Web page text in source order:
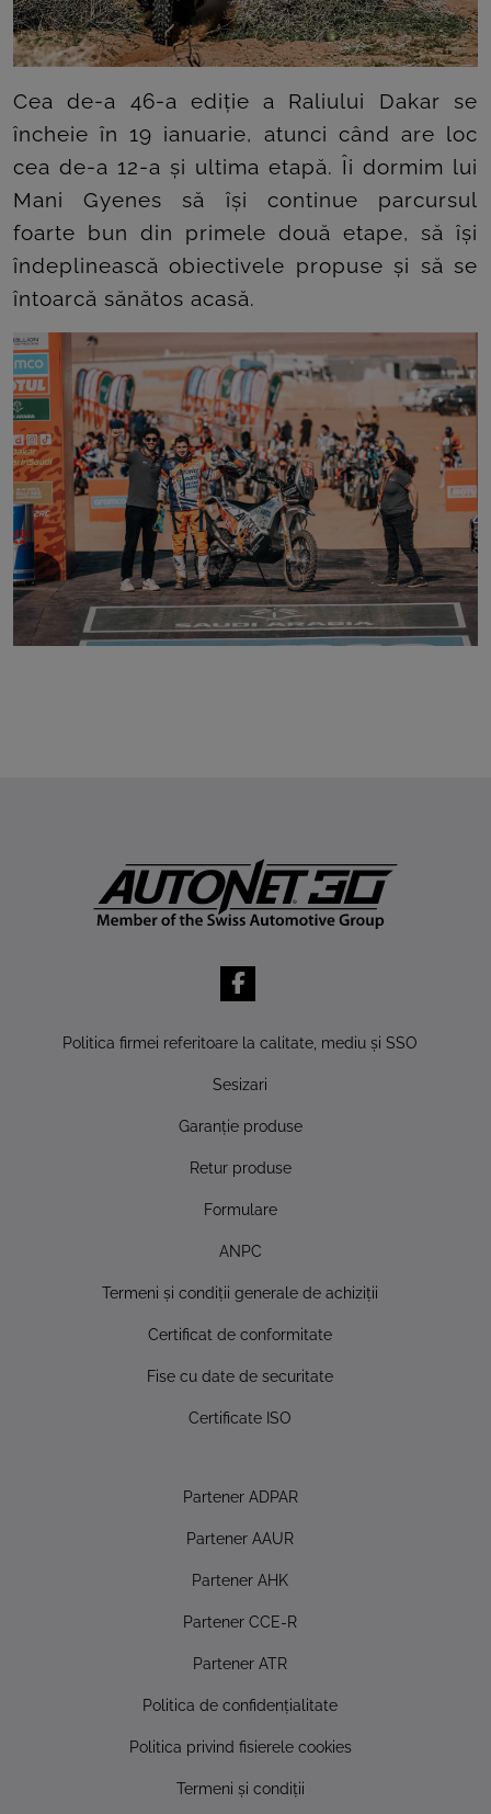
Cea de-a 46-a ediție a Raliului Dakar se
încheie în 19 ianuarie, atunci când are loc
cea de-a 12-a și ultima etapă. Îi dormim lui
Mani Gyenes să își continue parcursul
foarte bun din primele două etape, să își
îndeplinească obiectivele propuse și să se
întoarcă sănătos acasă.
Politica firmei referitoare la calitate, mediu şi SSO
Sesizari
Garanţie produse
Retur produse
Formulare
ANPC
Termeni şi condiţii generale de achiziţii
Certificat de conformitate
Fise cu date de securitate
Certificate ISO
Partener ADPAR
Partener AAUR
Partener AHK
Partener CCE-R
Partener ATR
Politica de confidențialitate
Politica privind fisierele cookies
Termeni și condiții